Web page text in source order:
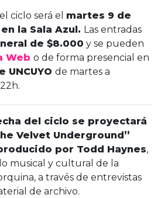
ciclo será el martes 9 de
la Sala Azul. Las entradas
de $8.000 y se pueden
Web o de forma presencial en
UNCUYO de martes a
del ciclo se proyectará
Velvet Underground”
por Todd Haynes,
musical y cultural de la
a través de entrevistas
de archivo.